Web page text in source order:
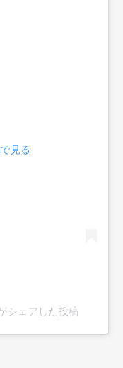
見る
シェアした投稿